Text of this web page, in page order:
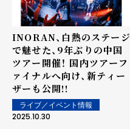
INORAN、白熱のステージ
で魅せた、9年ぶりの中国
ツアー開催！ 国内ツアーフ
ァイナルへ向け、新ティー
ザーも公開!!
ライブ／イベント情報
2025.10.30